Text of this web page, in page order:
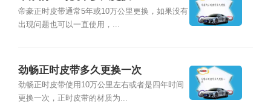
帝豪正时皮带通常5年或10万公里更换，如果没有
出现问题也可以一直使用，...
劲畅正时皮带多久更换一次
劲畅正时皮带使用10万公里左右或者是四年时间
更换一次，正时皮带的材质为...